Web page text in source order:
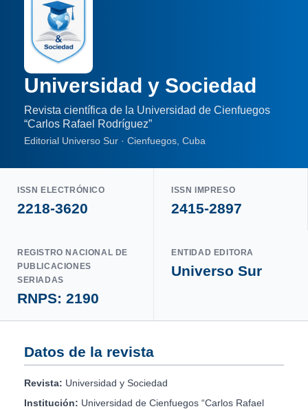
Universidad y Sociedad
Revista científica de la Universidad de Cienfuegos
“Carlos Rafael Rodríguez”
Editorial Universo Sur · Cienfuegos, Cuba
ISSN ELECTRÓNICO
2218-3620
ISSN IMPRESO
2415-2897
REGISTRO NACIONAL DE
PUBLICACIONES
SERIADAS
RNPS: 2190
ENTIDAD EDITORA
Universo Sur
Datos de la revista
Revista: Universidad y Sociedad
Institución: Universidad de Cienfuegos “Carlos Rafael